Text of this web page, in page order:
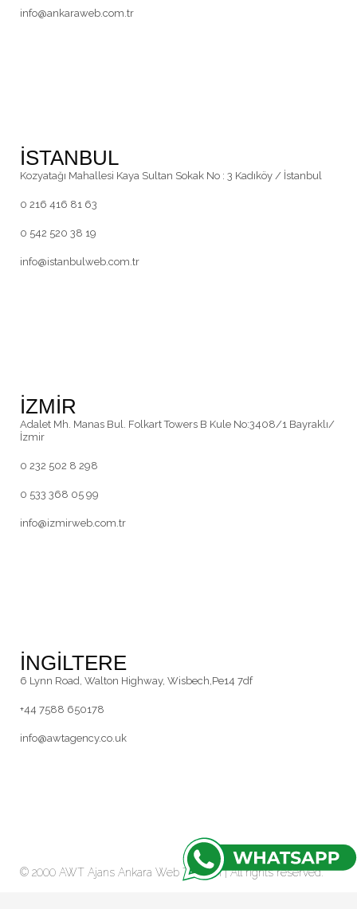
info@ankaraweb.com.tr
İSTANBUL
Kozyatağı Mahallesi Kaya Sultan Sokak No : 3 Kadıköy / İstanbul
0 216 416 81 63
0 542 520 38 19
info@istanbulweb.com.tr
İZMİR
Adalet Mh. Manas Bul. Folkart Towers B Kule No:3408/1 Bayraklı/
İzmir
0 232 502 8 298
0 533 368 05 99
info@izmirweb.com.tr
İNGİLTERE
6 Lynn Road, Walton Highway, Wisbech,Pe14 7df
+44 7588 650178
info@awtagency.co.uk
© 2000 AWT Ajans Ankara Web Tasarım| All rights reserved.